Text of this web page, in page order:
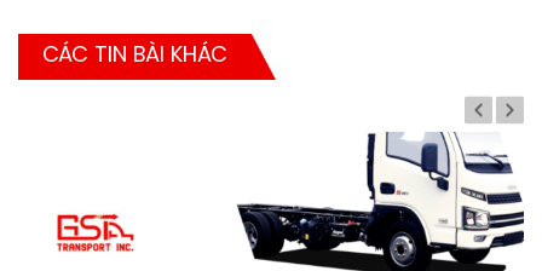
CÁC TIN BÀI KHÁC